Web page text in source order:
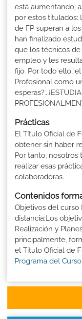
está aumentando,
por estos titulados:
de FP superan a
han finalizado
que los técnicos
empleo y les
fijo. Por todo ello,
Profesional como
Prácticas
El Título Oficial de
obtener sin haber
Por tanto,
realizar esas
colaboradoras.
Contenidos
Objetivos del curso
distancia:Los
Realización y
principalmente,
el Titulo Oficial de
Programa del Curso